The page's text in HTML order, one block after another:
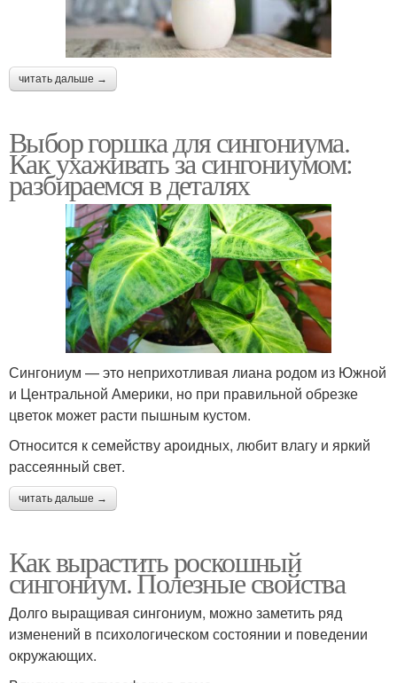
читать дальше →
Выбор горшка для сингониума.
Как ухаживать за сингониумом:
разбираемся в деталях
Сингониум — это неприхотливая лиана родом из Южной
и Центральной Америки, но при правильной обрезке
цветок может расти пышным кустом.
Относится к семейству ароидных, любит влагу и яркий
рассеянный свет.
читать дальше →
Как вырастить роскошный
сингониум. Полезные свойства
Долго выращивая сингониум, можно заметить ряд
изменений в психологическом состоянии и поведении
окружающих.